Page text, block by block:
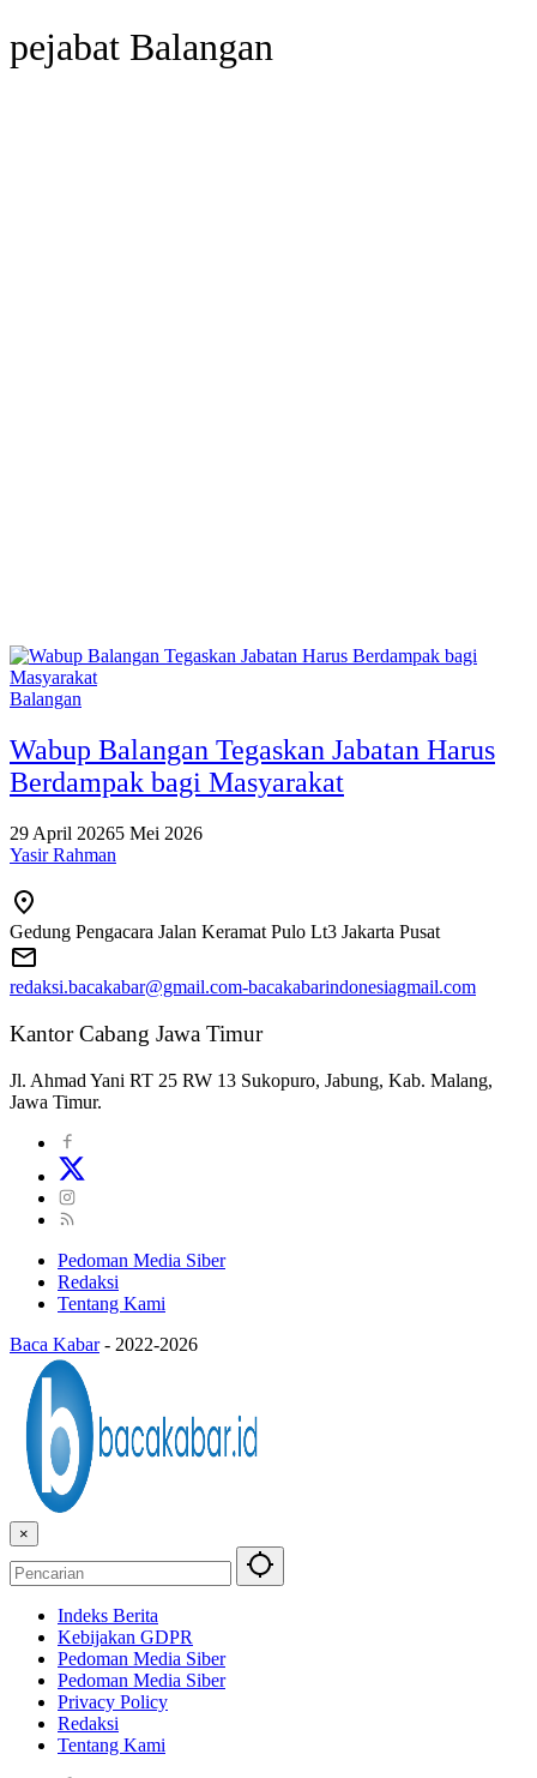
pejabat Balangan
Balangan
Wabup Balangan Tegaskan Jabatan Harus
Berdampak bagi Masyarakat
29 April 20265 Mei 2026
Yasir Rahman
Gedung Pengacara Jalan Keramat Pulo Lt3 Jakarta Pusat
redaksi.bacakabar@gmail.com-bacakabarindonesiagmail.com
Kantor Cabang Jawa Timur
Jl. Ahmad Yani RT 25 RW 13 Sukopuro, Jabung, Kab. Malang,
Jawa Timur.
Pedoman Media Siber
Redaksi
Tentang Kami
Baca Kabar - 2022-2026
×
Indeks Berita
Kebijakan GDPR
Pedoman Media Siber
Pedoman Media Siber
Privacy Policy
Redaksi
Tentang Kami